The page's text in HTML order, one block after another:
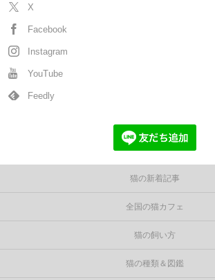
X
Facebook
Instagram
YouTube
Feedly
猫の新着記事
全国の猫カフェ
猫の飼い方
猫の種類＆図鑑